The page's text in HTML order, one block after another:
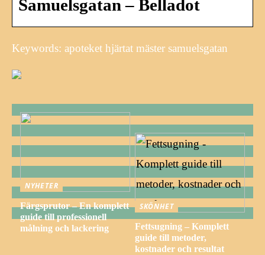
Samuelsgatan – Belladot
Keywords: apoteket hjärtat mäster samuelsgatan
NYHETER
Färgsprutor – En komplett
guide till professionell
målning och lackering
SKÖNHET
Fettsugning – Komplett
guide till metoder,
kostnader och resultat